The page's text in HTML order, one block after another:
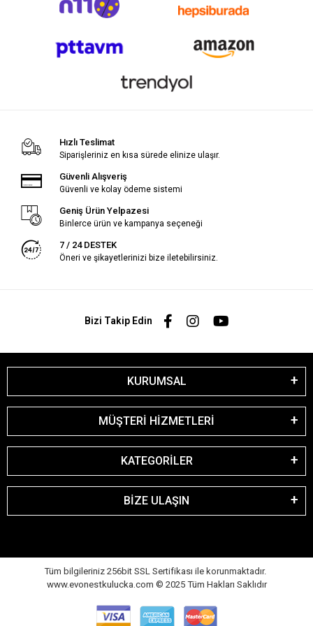
Hızlı Teslimat
Siparişleriniz en kısa sürede elinize ulaşır.
Güvenli Alışveriş
Güvenli ve kolay ödeme sistemi
Geniş Ürün Yelpazesi
Binlerce ürün ve kampanya seçeneği
7 / 24 DESTEK
Öneri ve şikayetlerinizi bize iletebilirsiniz.
Bizi Takip Edin
KURUMSAL
MÜŞTERİ HİZMETLERİ
KATEGORİLER
BİZE ULAŞIN
Tüm bilgileriniz 256bit SSL Sertifikası ile korunmaktadır.
www.evonestkulucka.com © 2025 Tüm Hakları Saklıdır